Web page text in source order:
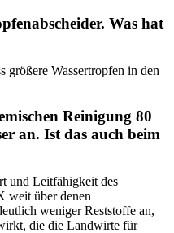
Was hat
größere Wassertropfen in den
Reinigung 80
an. Ist das auch beim
und Leitfähigkeit des
weit über denen
weniger Reststoffe an,
die die Landwirte für